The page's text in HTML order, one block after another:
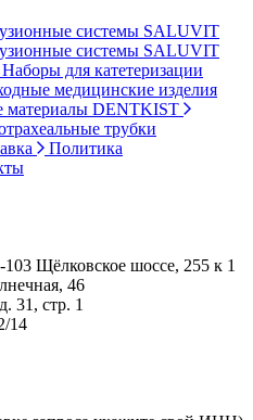
системы SALUVIT
системы SALUVIT
Наборы для катетеризации
медицинские изделия
материалы DENTKIST
трубки
Политика
Щёлковское шоссе, 255 к 1
46
31, стр. 1
14